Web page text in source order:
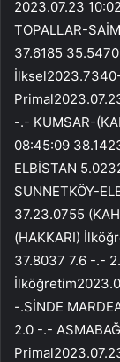
2023.07.23
TOPALLAR-
37.6185
-.- KUMSAR-
08:45:09
ELBİSTAN
SUNNETKÖY-
37.23.0755
(HAKKARI)
37.8037 7.6 -.-
-.SİNDE
2.0 -.-